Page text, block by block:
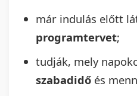
már indulás előtt
programtervet;
tudják, mely
szabadidő és